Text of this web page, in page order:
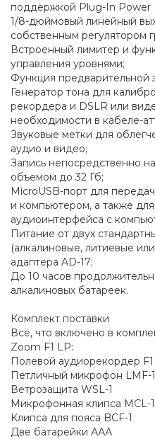
поддержкой Plug-In Power
1/8-дюймовый линейный
собственным регулятором
Встроенный лимитер и
управления уровнями;
Функция предварительной
Генератор тона для
рекордера и DSLR или
необходимости в кабеле-
Звуковые метки для
аудио и видео;
Запись непосредственно
объемом до 32 Гб;
MicroUSB-порт для
и компьютером, а также
аудиоинтерфейса с
Питание от двух
(алкалиновые, литиевые
адаптера AD-17;
До 10 часов
алкалиновых батареек.
Комплект поставки
Всё, что включено в
Zoom F1 LP:
Полевой аудиорекордер F1
Петличный микрофон LMF-1
Ветрозащита WSL-1
Микрофонная клипса MCL-1
Клипса для пояса BCF-1
Две батарейки ААА